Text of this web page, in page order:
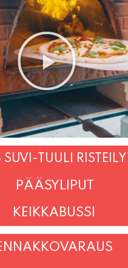
TUULI
PÄÄSYLIPUT
KEIKKABUSSI
TAPAHTUMAT
INFO